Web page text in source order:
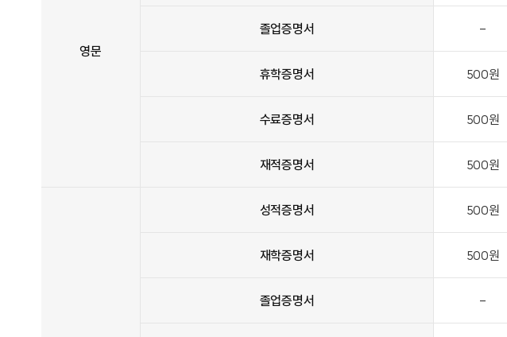
영문
졸업증명서 -
휴학증명서 500원
수료증명서 500원
재적증명서 500원
성적증명서 500원
재학증명서 500원
졸업증명서 -